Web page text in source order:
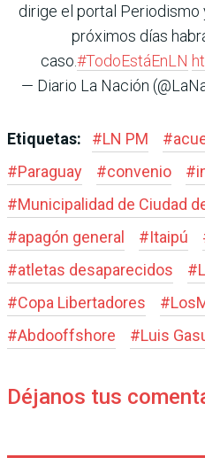
dirige el portal Periodismo
próximos días
caso.#TodoEstáEnLN
— Diario La Nación
Etiquetas: #LN PM #
#Paraguay #convenio #
#Municipalidad de Ciudad
#apagón general #Itaipú
#atletas desaparecidos #
#Copa Libertadores #
#Abdooffshore #Luis
Déjanos tus